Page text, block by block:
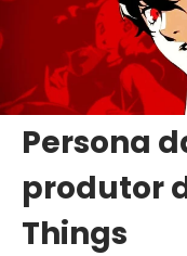
Persona
produtor
Things